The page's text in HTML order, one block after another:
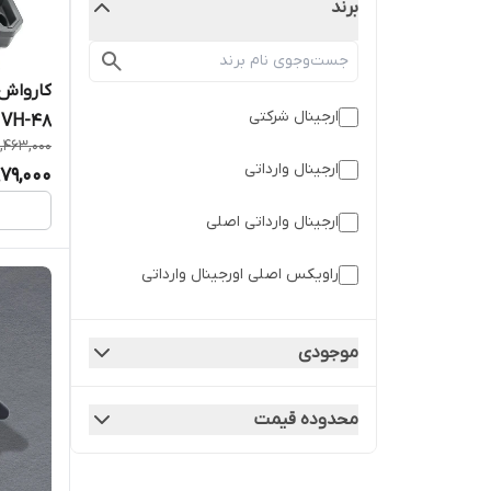
برند
ارجینال شرکتی
ارجینال وارداتی
ارجینال وارداتی اصلی
راویکس اصلی اورجینال وارداتی
موجودی
محدوده قیمت